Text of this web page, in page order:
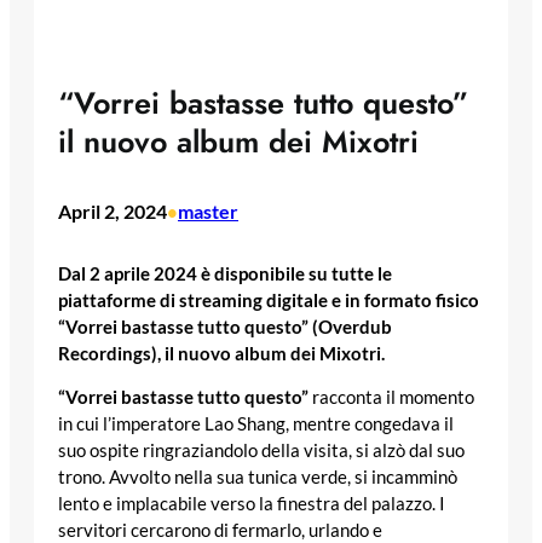
“Vorrei bastasse tutto questo”
il nuovo album dei Mixotri
April 2, 2024•master
Dal 2 aprile 2024 è disponibile su tutte le
piattaforme di streaming digitale e in formato fisico
“Vorrei bastasse tutto questo” (Overdub
Recordings), il nuovo album dei Mixotri.
“Vorrei bastasse tutto questo” racconta il momento
in cui l’imperatore Lao Shang, mentre congedava il
suo ospite ringraziandolo della visita, si alzò dal suo
trono. Avvolto nella sua tunica verde, si incamminò
lento e implacabile verso la finestra del palazzo. I
servitori cercarono di fermarlo, urlando e